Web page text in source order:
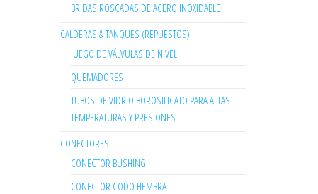
BRIDAS ROSCADAS DE ACERO INOXIDABLE
CALDERAS & TANQUES (REPUESTOS)
JUEGO DE VÁLVULAS DE NIVEL
QUEMADORES
TUBOS DE VIDRIO BOROSILICATO PARA ALTAS
TEMPERATURAS Y PRESIONES
CONECTORES
CONECTOR BUSHING
CONECTOR CODO HEMBRA